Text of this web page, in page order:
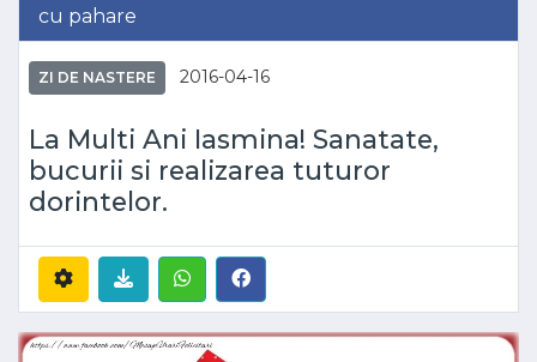
cu pahare
ZI DE NASTERE 2016-04-16
La Multi Ani Iasmina! Sanatate,
bucurii si realizarea tuturor
dorintelor.